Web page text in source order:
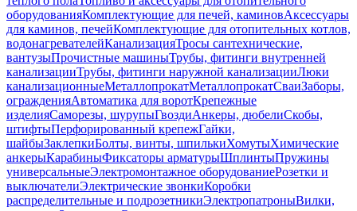
оборудованияКомплектующие для печей, каминовАксессуары
для каминов, печейКомплектующие для отопительных котлов,
водонагревателейКанализацияТросы сантехнические,
вантузыПрочистные машиныТрубы, фитинги внутренней
канализацииТрубы, фитинги наружной канализацииЛюки
канализационныеМеталлопрокатМеталлопрокатСваиЗаборы,
огражденияАвтоматика для воротКрепежные
изделияСаморезы, шурупыГвоздиАнкеры, дюбелиСкобы,
штифтыПерфорированный крепежГайки,
шайбыЗаклепкиБолты, винты, шпилькиХомутыХимические
анкерыКарабиныФиксаторы арматурыШплинтыПружины
универсальныеЭлектромонтажное оборудованиеРозетки и
выключателиЭлектрические звонкиКоробки
распределительные и подрозетникиЭлектропатроныВилки,